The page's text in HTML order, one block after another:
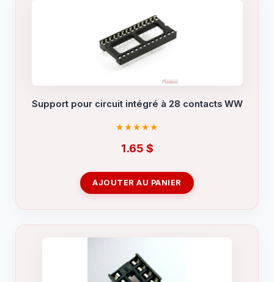
Support pour circuit intégré à 28 contacts WW
1.65 $
AJOUTER AU PANIER